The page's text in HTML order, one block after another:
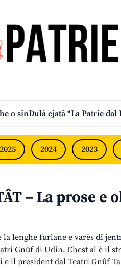
o sinDulà cjatâ “La Patrie dal
2025 2024 2023
– La prose e
la lenghe furlane e varès di
Gnûf di Udin. Chest al è il
il president dal Teatri Gnûf